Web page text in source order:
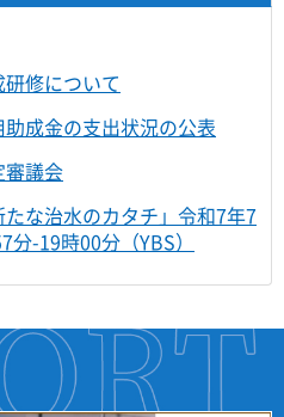
修について
成金の支出状況の公表
審議会
な治水のカタチ」令和7年7
-19時00分（YBS）